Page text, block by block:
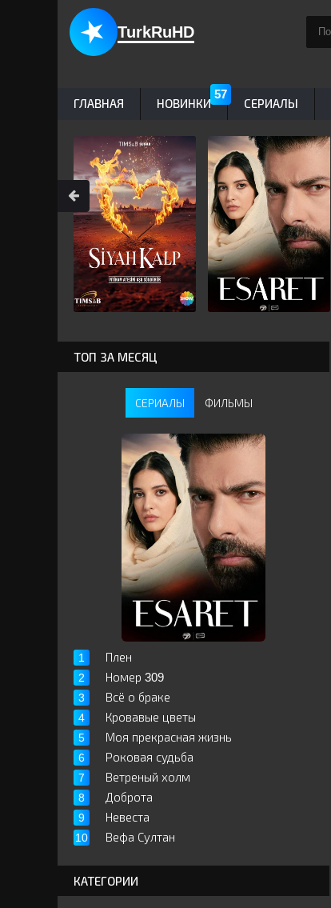
ТОП ЗА МЕСЯЦ
СЕРИАЛЫ ФИЛЬМЫ
Плен
Номер 309
Всё о браке
Кровавые цветы
Моя прекрасная жизнь
Роковая судьба
Ветреный холм
Доброта
Невеста
Вефа Султан
КАТЕГОРИИ
TurkRuHD
ГЛАВНАЯ НОВИНКИ СЕРИАЛЫ